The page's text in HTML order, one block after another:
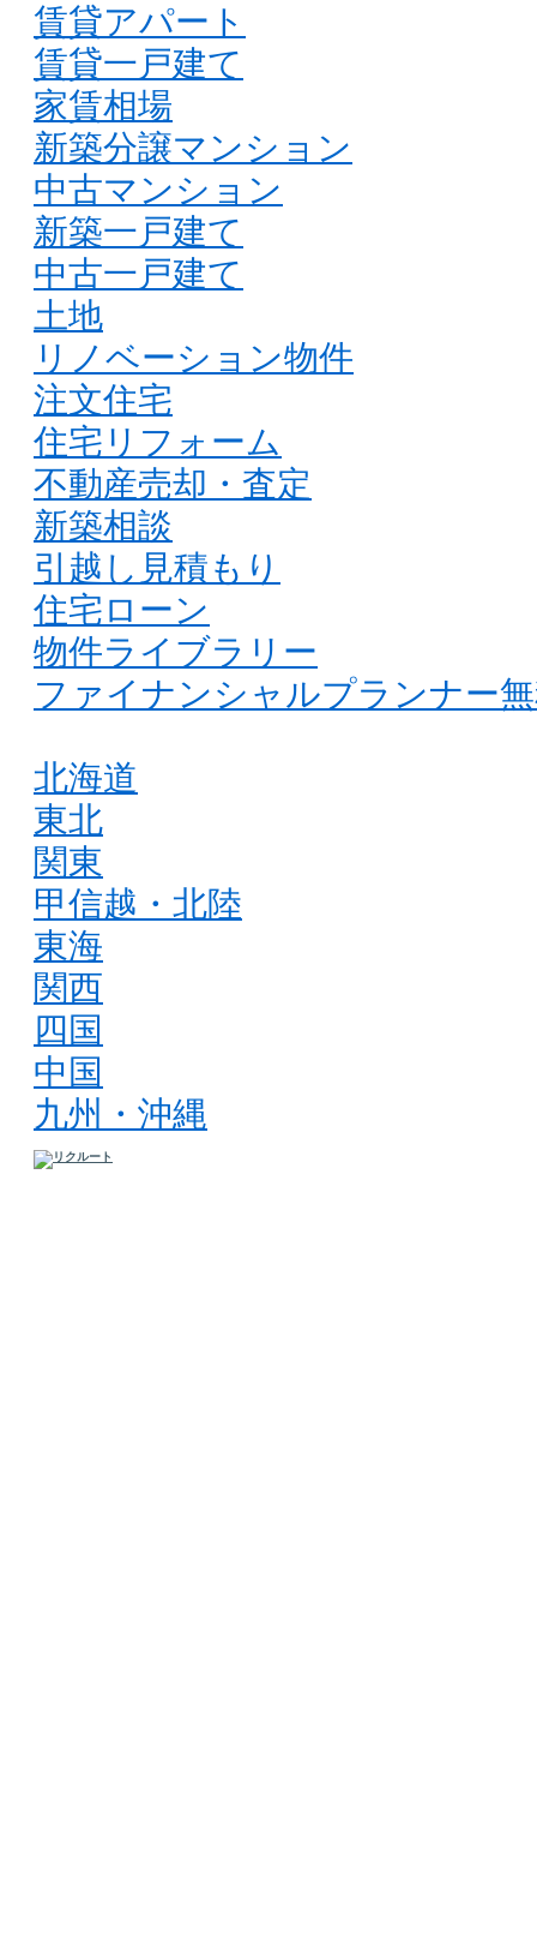
賃貸アパート
賃貸一戸建て
家賃相場
新築分譲マンション
中古マンション
新築一戸建て
中古一戸建て
土地
リノベーション物件
注文住宅
住宅リフォーム
不動産売却・査定
新築相談
引越し見積もり
住宅ローン
物件ライブラリー
ファイナンシャルプランナー
北海道
東北
関東
甲信越・北陸
東海
関西
四国
中国
九州・沖縄